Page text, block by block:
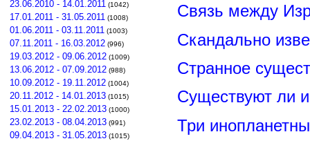
23.06.2010 - 14.01.2011 (1042)
17.01.2011 - 31.05.2011 (1008)
01.06.2011 - 03.11.2011 (1003)
07.11.2011 - 16.03.2012 (996)
19.03.2012 - 09.06.2012 (1009)
13.06.2012 - 07.09.2012 (988)
10.09.2012 - 19.11.2012 (1004)
20.11.2012 - 14.01.2013 (1015)
15.01.2013 - 22.02.2013 (1000)
23.02.2013 - 08.04.2013 (991)
09.04.2013 - 31.05.2013 (1015)
Связь между
Скандально
Странное
Существуют ли
Три